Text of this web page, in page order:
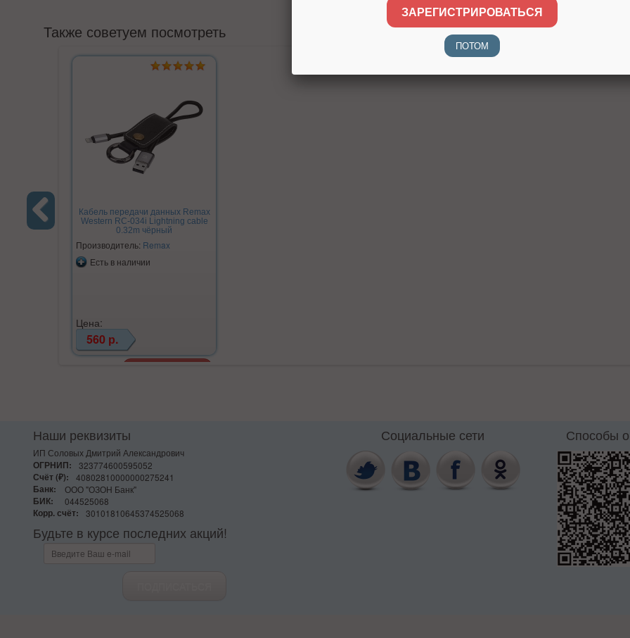
Также советуем посмотреть
Кабель передачи данных Remax
Western RC-034i Lightning cable
0.32m чёрный
Производитель: Remax
Есть в наличии
Цена:
560 р.
Наши реквизиты
ИП Соловых Дмитрий Александрович
ОГРНИП:
323774600595052
Счёт (₽):
40802810000000275241
Банк:
ООО "ОЗОН Банк"
БИК:
044525068
Корр. счёт:
30101810645374525068
Будьте в курсе последних акций!
Социальные сети Способы
ЗАРЕГИСТРИРОВАТЬСЯ
ПОТОМ